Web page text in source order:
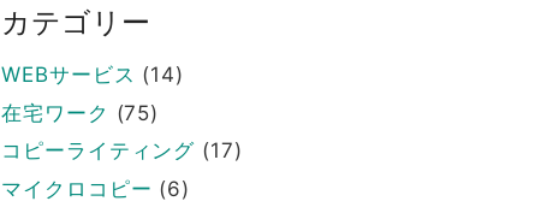
カテゴリー
WEBサービス (14)
在宅ワーク (75)
コピーライティング (17)
マイクロコピー (6)